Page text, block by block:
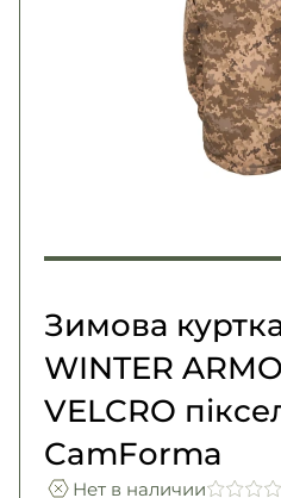
Возврат и обмен
Second Hand NATO
Зимова
WINTER
VELCRO
CamForma
Нет в наличии